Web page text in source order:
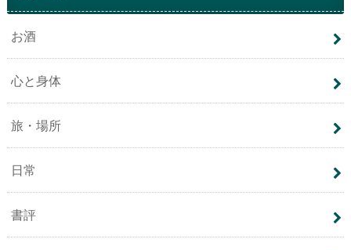
お酒
心と身体
旅・場所
日常
書評